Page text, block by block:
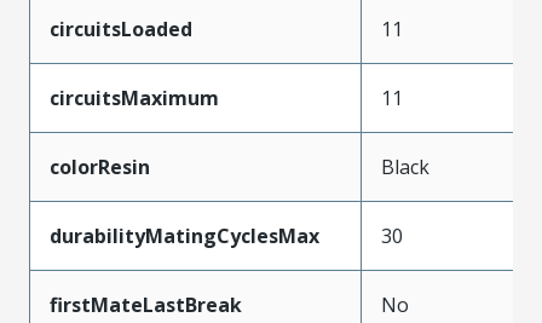
circuitsLoaded 11
circuitsMaximum 11
colorResin Black
durabilityMatingCyclesMax 30
firstMateLastBreak No